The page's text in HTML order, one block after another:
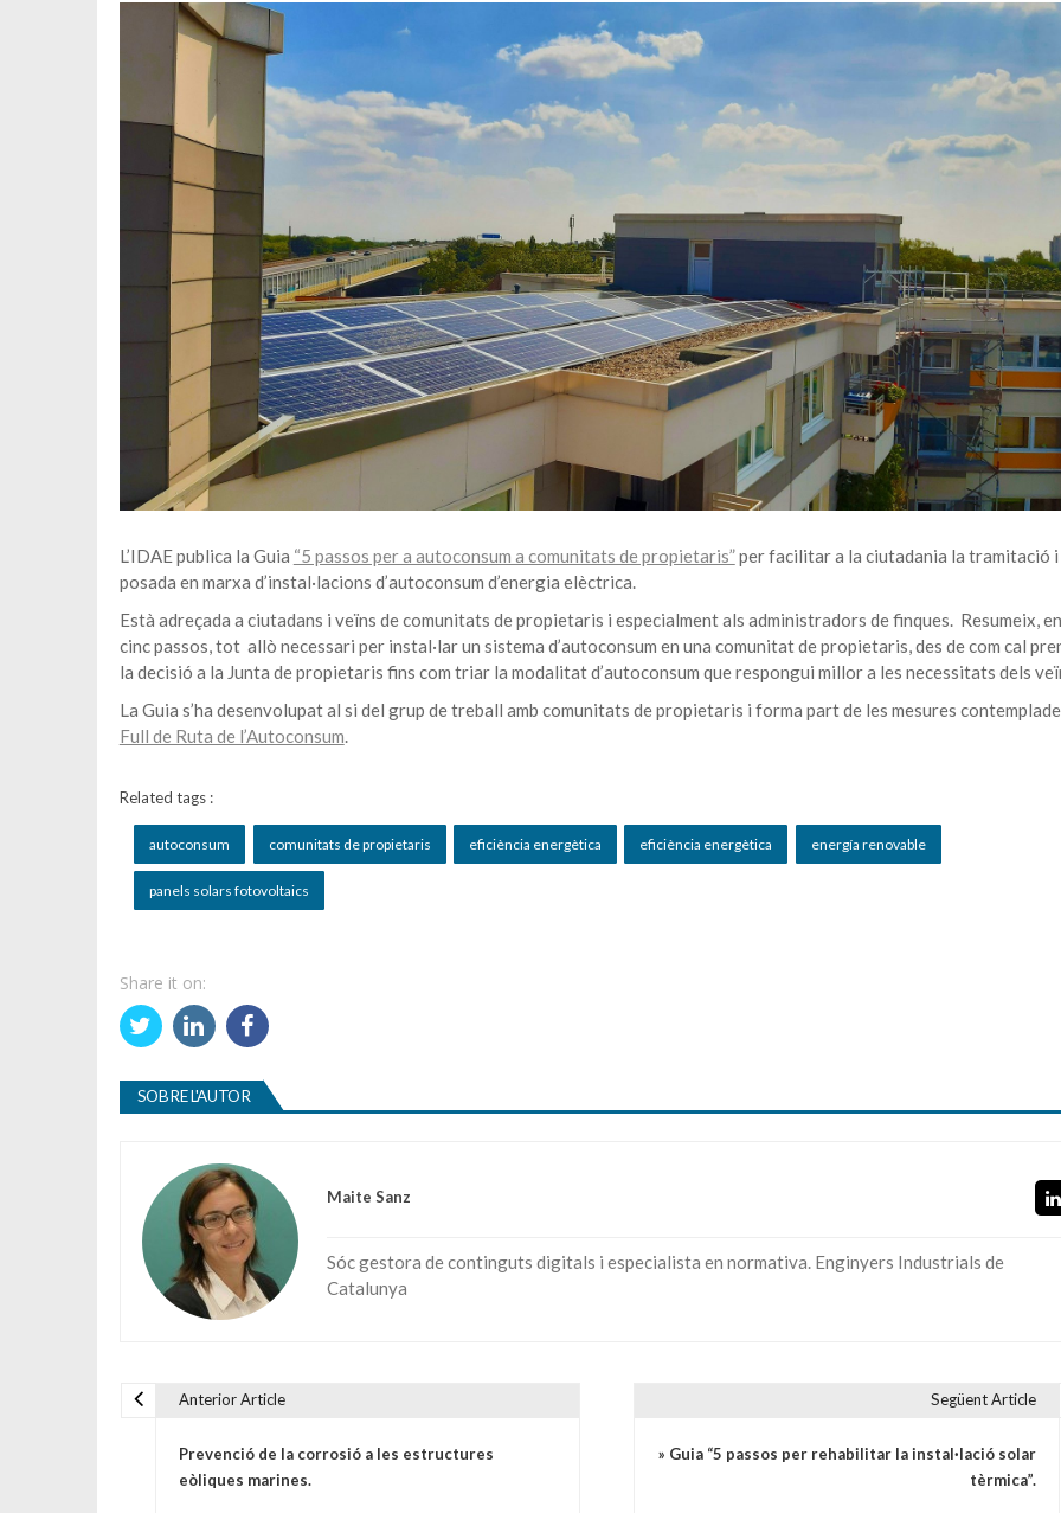
L’IDAE publica la Guia “5 passos per a autoconsum a comunitats de propietaris”per facilitar a la ciutadania la tramitació i
posada en marxa d’instal·lacions d’autoconsum d’energia elèctrica.
Està adreçada a ciutadans i veïns de comunitats de propietaris i especialment als administradors de finques. Resumeix, en
cinc passos, tot allò necessari per instal·lar un sistema d’autoconsum en una comunitat de propietaris, des de com cal
la decisió a la Junta de propietaris fins com triar la modalitat d’autoconsum que respongui millor a les necessitats dels
La Guia s’ha desenvolupat al si del grup de treball amb comunitats de propietaris i forma part de les mesures
Full de Ruta de l’Autoconsum
Related tags :
autoconsum comunitats de propietaris eficiència energètica eficiència energètica energía renovable
panels solars fotovoltaics
Share it on:
SOBRE L'AUTOR
Maite Sanz
Sóc gestora de continguts digitals i especialista en normativa. Enginyers Industrials de
Catalunya
Navegació d'entrades
Anterior Article
Prevenció de la corrosió a les estructures
eòliques marines.
Següent Article
» Guia “5 passos per rehabilitar la instal·lació solar
tèrmica”.